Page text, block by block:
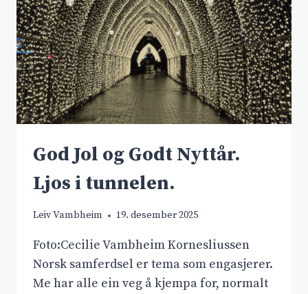
God Jol og Godt Nyttår.
Ljos i tunnelen.
Leiv Vambheim 19. desember 2025
Foto:Cecilie Vambheim Kornesliussen
Norsk samferdsel er tema som engasjerer.
Me har alle ein veg å kjempa for, normalt